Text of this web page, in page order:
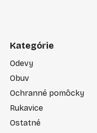
Kategórie
Odevy
Obuv
Ochranné pomôcky
Rukavice
Ostatné